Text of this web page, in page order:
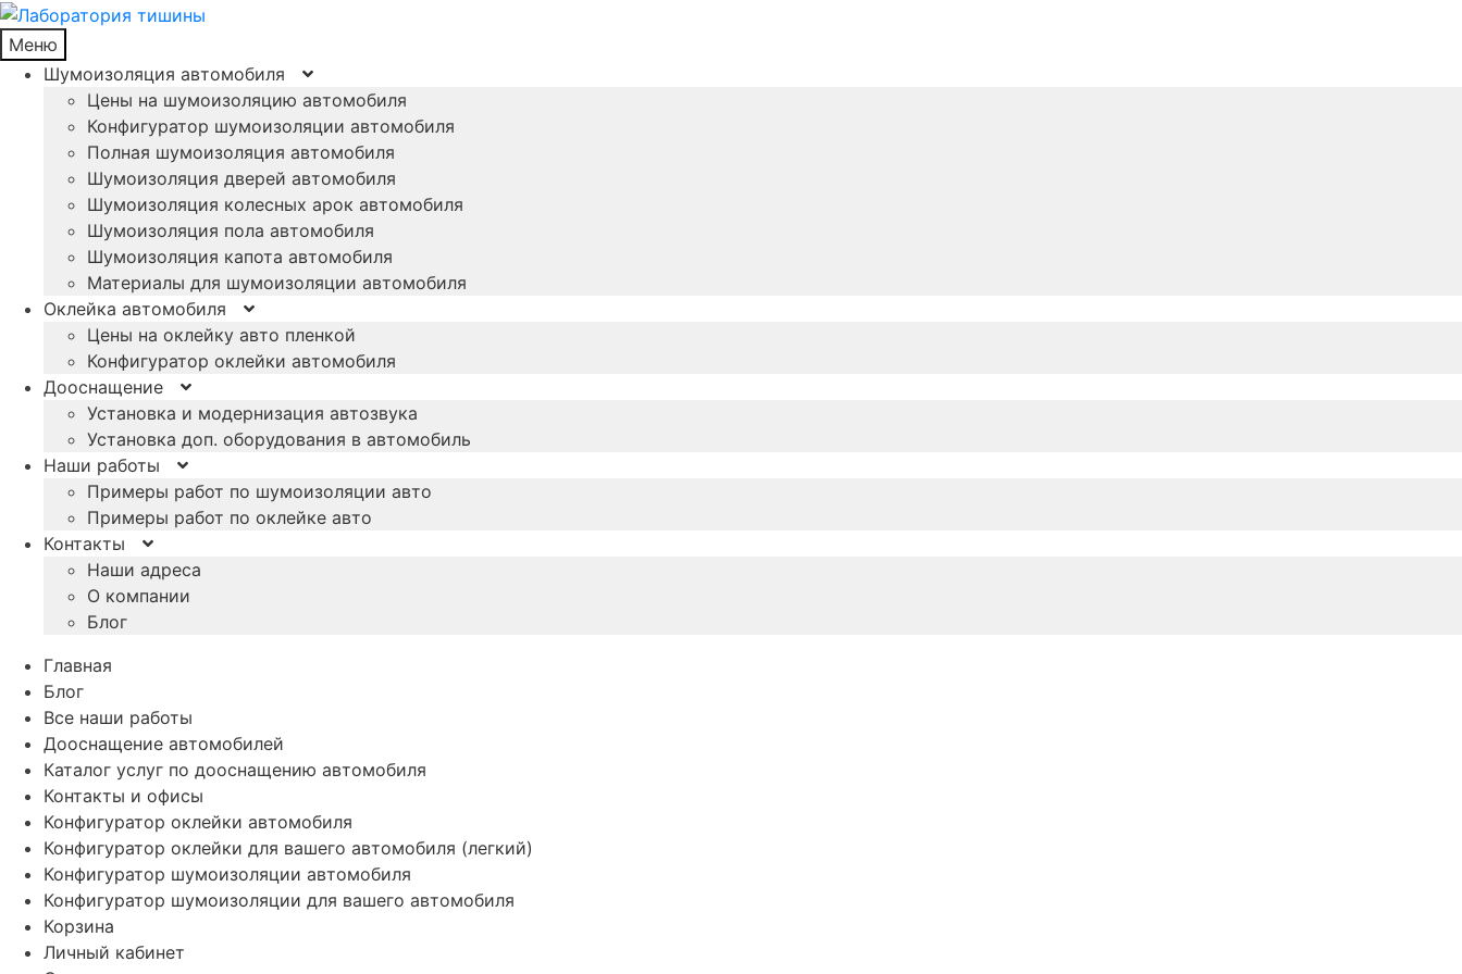
Меню
Шумоизоляция автомобиля
Цены на шумоизоляцию автомобиля
Конфигуратор шумоизоляции автомобиля
Полная шумоизоляция автомобиля
Шумоизоляция дверей автомобиля
Шумоизоляция колесных арок автомобиля
Шумоизоляция пола автомобиля
Шумоизоляция капота автомобиля
Материалы для шумоизоляции автомобиля
Оклейка автомобиля
Цены на оклейку авто пленкой
Конфигуратор оклейки автомобиля
Дооснащение
Установка и модернизация автозвука
Установка доп. оборудования в автомобиль
Наши работы
Примеры работ по шумоизоляции авто
Примеры работ по оклейке авто
Контакты
Наши адреса
О компании
Блог
Главная
Блог
Все наши работы
Дооснащение автомобилей
Каталог услуг по дооснащению автомобиля
Контакты и офисы
Конфигуратор оклейки автомобиля
Конфигуратор оклейки для вашего автомобиля (легкий)
Конфигуратор шумоизоляции автомобиля
Конфигуратор шумоизоляции для вашего автомобиля
Корзина
Личный кабинет